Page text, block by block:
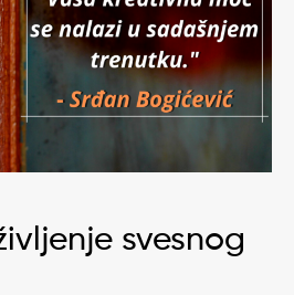
svesnog